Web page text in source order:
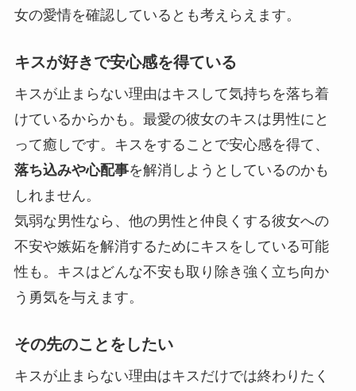
女の愛情を確認している とも考えらえます。
キスが好きで安心感を得ている
キスが止まらない理由はキスして気持ちを落ち着
けているからかも。最愛の彼女のキスは男性にと
って癒しです。キスをすることで安心感を得て、
落ち込みや心配事を解消しようとしているのかも
しれません。
気弱な男性なら、他の男性と仲良くする彼女への
不安や嫉妬を解消するためにキスをしている可能
性も。キスはどんな不安も取り除き強く立ち向か
う勇気を与えます。
その先のことをしたい
キスが止まらない理由はキスだけでは終わりたく